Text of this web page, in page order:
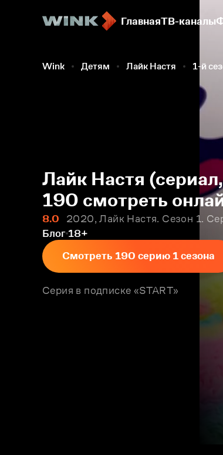
ГлавнаяТВ-каналы
Wink Детям Лайк Настя 1-й
Лайк Настя
190 смотреть
8.0
2020, Лайк Настя. Сезон 1.
Блог 18+
Смотреть 190 серию 1 сезона
Серия в подписке «START»